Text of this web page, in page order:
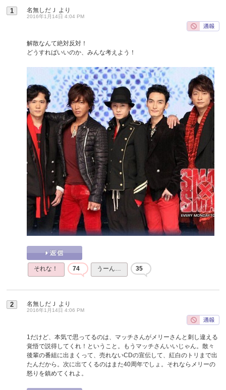
1 名無しだＪ より
2016年1月14日 4:04 PM
解散なんて絶対反対！
どうすればいいのか、みんな考えよう！
それな！ 74 うーん… 35
2 名無しだＪ より
2016年1月14日 4:06 PM
1だけど、本気で思ってるのは、マッチさんがメリーさんと刺し違える
覚悟で説得してくれ！ということ。もうマッチさんいいじゃん。散々
後輩の番組に出まくって、売れないCDの宣伝して、紅白のトリまで出
たんだから。次に出てくるのはまた40周年でしょ。それならメリーの
怒りを鎮めてくれよ。